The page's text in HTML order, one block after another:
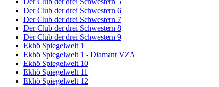
Der Club der drei Schwestern 5
Der Club der drei Schwestern 6
Der Club der drei Schwestern 7
Der Club der drei Schwestern 8
Der Club der drei Schwestern 9
Ekhö Spiegelwelt 1
Ekhö Spiegelwelt 1 - Diamant VZA
Ekhö Spiegelwelt 10
Ekhö Spiegelwelt 11
Ekhö Spiegelwelt 12